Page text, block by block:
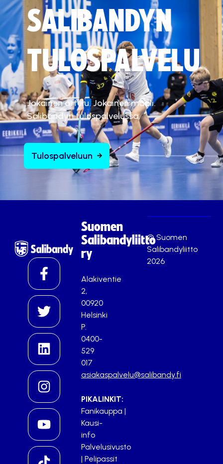
SALIBANDYN
TULOSPALVELU
Jokainen ottelu. Jokainen maali.
Salibandyn tulospalvelussa.
Tulospalveluun
Suomen
Salibandyliitto
ry
Alakiventie
2,
00920
Helsinki
P.
0400-
529
017
asiakaspalvelu@salibandy.fi
PIKALINKIT:
Fanikauppa |
Kausi-
info
Palvelusivusto
| Pelipassit
© Suomen
Salibandyliitto
2026